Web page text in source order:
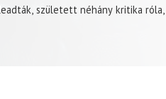
született néhány kritika róla,